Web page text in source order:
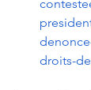
droits-